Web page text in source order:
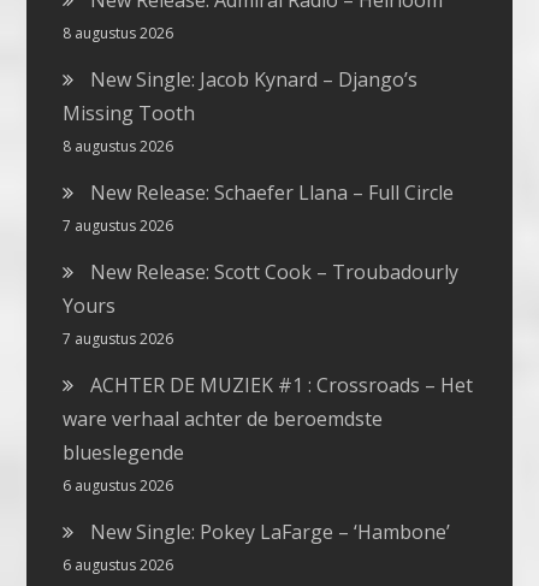
8 augustus 2026
New Single: Jacob Kynard – Django’s
Missing Tooth
8 augustus 2026
New Release: Schaefer Llana – Full Circle
7 augustus 2026
New Release: Scott Cook – Troubadourly
Yours
7 augustus 2026
ACHTER DE MUZIEK #1 : Crossroads – Het
ware verhaal achter de beroemdste
blueslegende
6 augustus 2026
New Single: Pokey LaFarge – ‘Hambone’
6 augustus 2026